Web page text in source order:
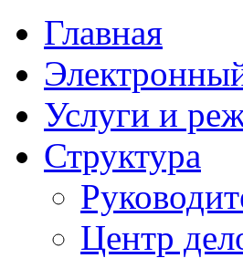
Главная
Услуги и
Структура
Центр